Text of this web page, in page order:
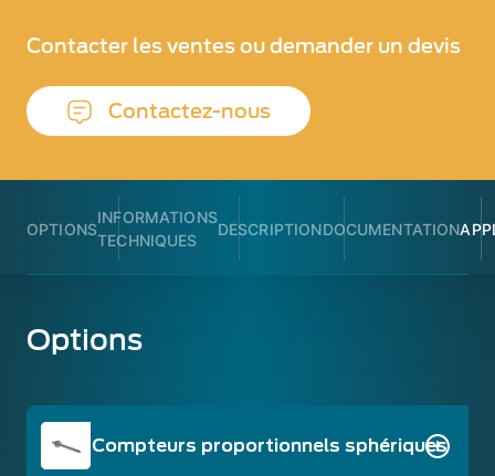
Contacter les ventes ou demander un devis
Contactez-nous
OPTIONS
INFORMATIONS
TECHNIQUES
DESCRIPTIONDOCUMENTATION
Options
Compteurs proportionnels sphériques